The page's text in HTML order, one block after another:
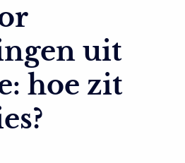
uit
hoe zit